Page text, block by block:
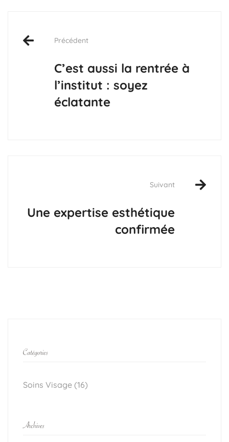
Précédent
C’est aussi la rentrée à
l’institut : soyez
éclatante
Suivant
Une expertise esthétique
confirmée
Soins Visage (16)